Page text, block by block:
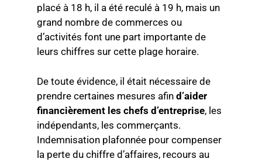
placé à 18 h, il a été reculé à 19 h, mais un
grand nombre de commerces ou
d’activités font une part importante de
leurs chiffres sur cette plage horaire.
De toute évidence, il était nécessaire de
prendre certaines mesures afin d’aider
financièrement les chefs d’entreprise, les
indépendants, les commerçants.
Indemnisation plafonnée pour compenser
la perte du chiffre d’affaires, recours au